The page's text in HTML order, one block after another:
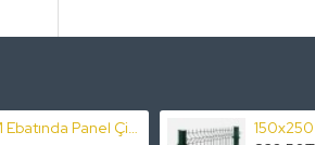
100x250 CM Ebatında Panel Çit Takım Fiyatı